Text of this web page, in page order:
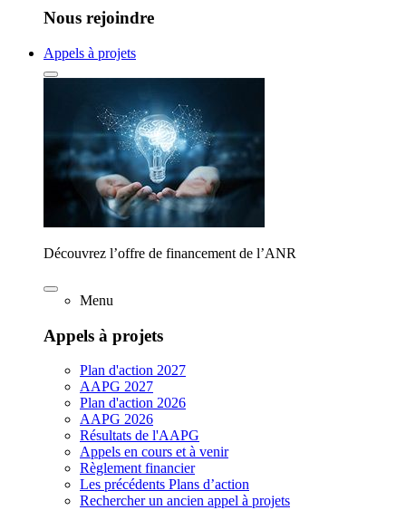
Nous rejoindre
Appels à projets
Découvrez l’offre de financement de l’ANR
Menu
Appels à projets
Plan d'action 2027
AAPG 2027
Plan d'action 2026
AAPG 2026
Résultats de l'AAPG
Appels en cours et à venir
Règlement financier
Les précédents Plans d’action
Rechercher un ancien appel à projets